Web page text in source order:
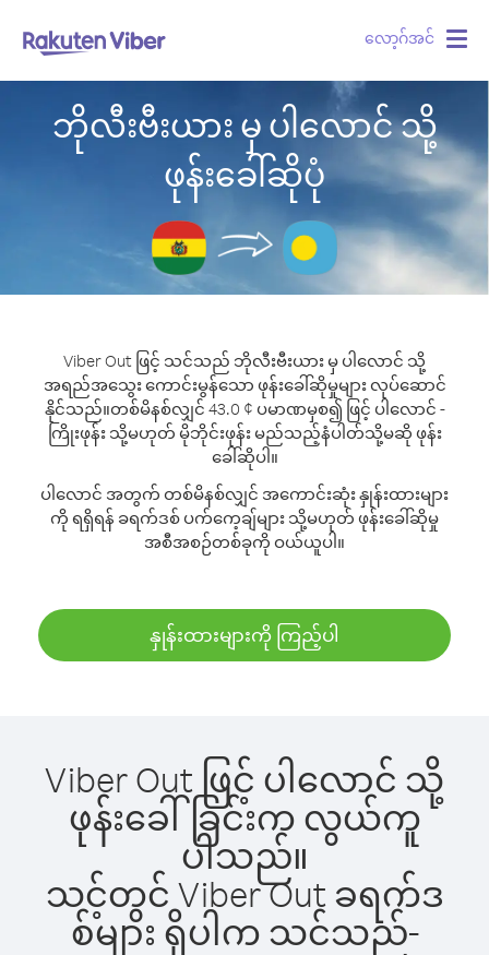
လော့ဂ်အင်
ဘိုလီးဗီးယား မှ ပါလောင် သို့
ဖုန်းခေါ်ဆိုပုံ
Viber Out ဖြင့် သင်သည် ဘိုလီးဗီးယား မှ ပါလောင် သို့
အရည်အသွေး ကောင်းမွန်သော ဖုန်းခေါ်ဆိုမှုများ လုပ်ဆောင်
နိုင်သည်။တစ်မိနစ်လျှင် 43.0 ¢ ပမာဏမှစ၍ ဖြင့် ပါလောင် -
ကြိုးဖုန်း သို့မဟုတ် မိုဘိုင်းဖုန်း မည်သည့်နံပါတ်သို့မဆို ဖုန်း
ခေါ်ဆိုပါ။
ပါလောင် အတွက် တစ်မိနစ်လျှင် အကောင်းဆုံး နှုန်းထားများ
ကို ရရှိရန် ခရက်ဒစ် ပက်ကေ့ချ်များ သို့မဟုတ် ဖုန်းခေါ်ဆိုမှု
အစီအစဉ်တစ်ခုကို ဝယ်ယူပါ။
နှုန်းထားများကို ကြည့်ပါ
Viber Out ဖြင့် ပါလောင် သို့
ဖုန်းခေါ်ခြင်းက လွယ်ကူ
ပါသည်။
သင့်တွင် Viber Out ခရက်ဒ
စ်များ ရှိပါက သင်သည်-